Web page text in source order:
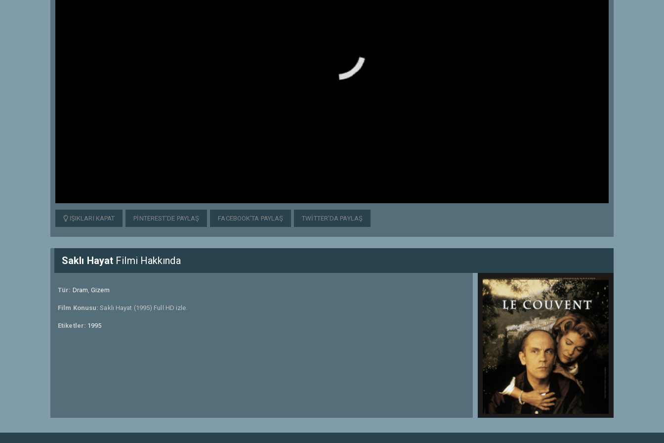
IŞIKLARI KAPAT PINTEREST'DE PAYLAŞ FACEBOOK'TA PAYLAŞ TWITTER'DA PAYLAŞ
Saklı Hayat Filmi Hakkında
Tür: Dram,Gizem
Film Konusu:Saklı Hayat (1995) Full HD izle.
Etiketler: 1995